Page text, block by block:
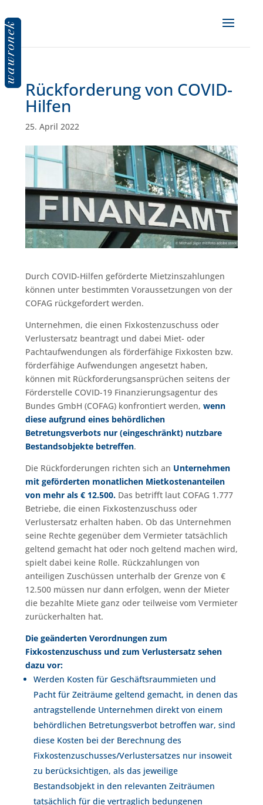
Rückforderung von COVID-
Hilfen
25. April 2022
Durch COVID-Hilfen geförderte Mietzinszahlungen
können unter bestimmten Voraussetzungen von der
COFAG rückgefordert werden.
Unternehmen, die einen Fixkostenzuschuss oder
Verlustersatz beantragt und dabei Miet- oder
Pachtaufwendungen als förderfähige Fixkosten bzw.
förderfähige Aufwendungen angesetzt haben,
können mit Rückforderungsansprüchen seitens der
Förderstelle COVID-19 Finanzierungsagentur des
Bundes GmbH (COFAG) konfrontiert werden, wenn
diese aufgrund eines behördlichen
Betretungsverbots nur (eingeschränkt) nutzbare
Bestandsobjekte betreffen.
Die Rückforderungen richten sich an Unternehmen
mit geförderten monatlichen Mietkostenanteilen
von mehr als € 12.500.Das betrifft laut COFAG 1.777
Betriebe, die einen Fixkostenzuschuss oder
Verlustersatz erhalten haben. Ob das Unternehmen
seine Rechte gegenüber dem Vermieter tatsächlich
geltend gemacht hat oder noch geltend machen wird,
spielt dabei keine Rolle. Rückzahlungen von
anteiligen Zuschüssen unterhalb der Grenze von €
12.500 müssen nur dann erfolgen, wenn der Mieter
die bezahlte Miete ganz oder teilweise vom Vermieter
zurückerhalten hat.
Die geänderten Verordnungen zum
Fixkostenzuschuss und zum Verlustersatz sehen
dazu vor:
Werden Kosten für Geschäftsraummieten und
Pacht für Zeiträume geltend gemacht, in denen das
antragstellende Unternehmen direkt von einem
behördlichen Betretungsverbot betroffen war, sind
diese Kosten bei der Berechnung des
Fixkostenzuschusses/Verlustersatzes nur insoweit
zu berücksichtigen, als das jeweilige
Bestandsobjekt in den relevanten Zeiträumen
tatsächlich für die vertraglich bedungenen